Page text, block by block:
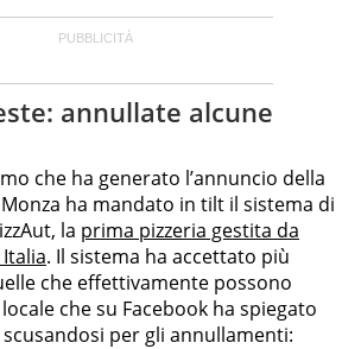
annullate alcune
che ha generato l’annuncio della
ha mandato in tilt il sistema di
la prima pizzeria gestita da
. Il sistema ha accettato più
che effettivamente possono
che su Facebook ha spiegato
per gli annullamenti: